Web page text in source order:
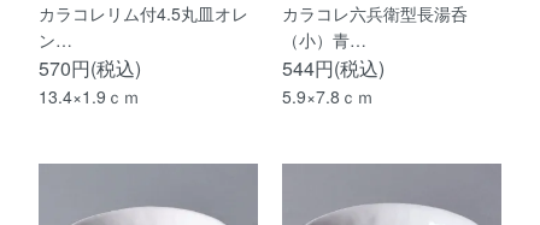
カラコレリム付4.5丸皿オレ
ン…
570円(税込)
13.4×1.9ｃｍ
カラコレ六兵衛型長湯呑
（小）青…
544円(税込)
5.9×7.8ｃｍ